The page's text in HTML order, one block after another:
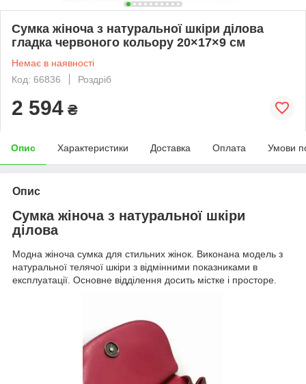
Сумка жіноча з натуральної шкіри ділова
гладка червоного кольору 20×17×9 см
Немає в наявності
Код: 66836
Роздріб
2 594 ₴
Опис Характеристики Доставка Оплата Умови
Опис
Сумка жіноча з натуральної шкіри
ділова
Модна жіноча сумка для стильних жінок. Виконана модель з
натуральної телячої шкіри з відмінними показниками в
експлуатації. Основне відділення досить містке і просторе.